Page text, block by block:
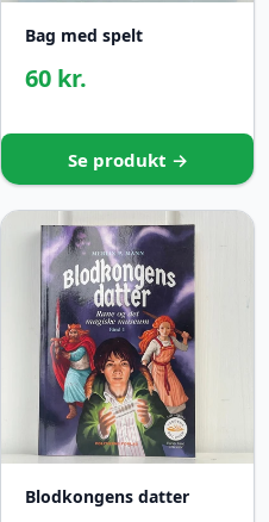
Bag med spelt
60 kr.
Se produkt →
Blodkongens datter